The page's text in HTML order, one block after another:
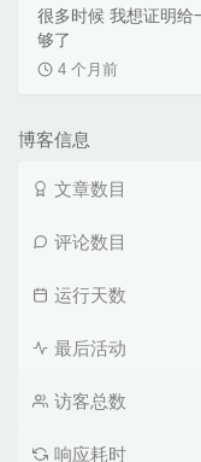
很多时候 我想证明给
够了
4 个月前
博客信息
文章数目
评论数目
运行天数
最后活动
访客总数
响应耗时